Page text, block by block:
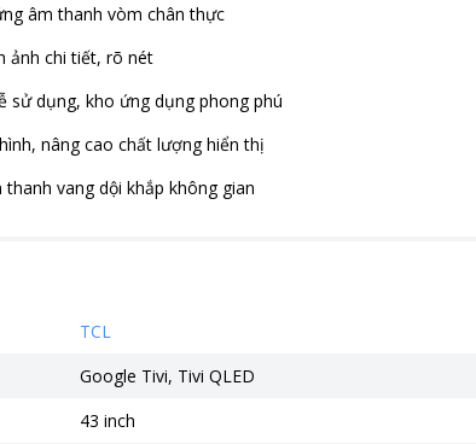
âm thanh vòm chân thực
ảnh chi tiết, rõ nét
sử dụng, kho ứng dụng phong phú
nâng cao chất lượng hiển thị
vang dội khắp không gian
TCL
Google Tivi, Tivi QLED
43 inch